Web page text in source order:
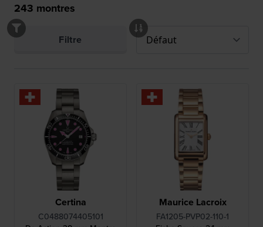
243 montres
Filtre
Certina
C0488074405101
Maurice Lacroix
FA1205-PVP02-110-1